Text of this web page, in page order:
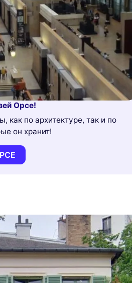
Орсе!
как по архитектуре, так и по
он хранит!